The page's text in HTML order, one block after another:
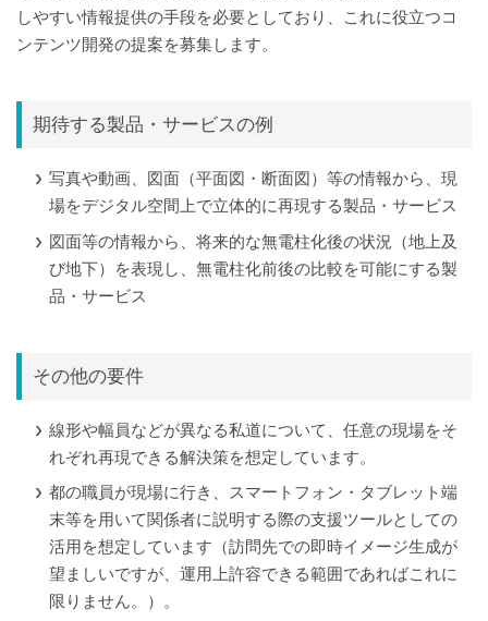
しやすい情報提供の手段を必要としており、これに役立つコ
ンテンツ開発の提案を募集します。
期待する製品・サービスの例
写真や動画、図面（平面図・断面図）等の情報から、現
場をデジタル空間上で立体的に再現する製品・サービス
図面等の情報から、将来的な無電柱化後の状況（地上及
び地下）を表現し、無電柱化前後の比較を可能にする製
品・サービス
その他の要件
線形や幅員などが異なる私道について、任意の現場をそ
れぞれ再現できる解決策を想定しています。
都の職員が現場に行き、スマートフォン・タブレット端
末等を用いて関係者に説明する際の支援ツールとしての
活用を想定しています（訪問先での即時イメージ生成が
望ましいですが、運用上許容できる範囲であればこれに
限りません。）。